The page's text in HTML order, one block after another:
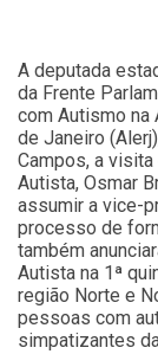
A deputada
da Frente
com Autismo na
de Janeiro
Campos, a
Autista, Osmar
assumir a vice-
processo de
também
Autista na 1ª
região Norte e
pessoas com
simpatizantes